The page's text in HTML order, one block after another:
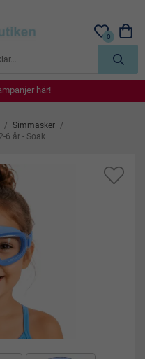
köp
0
här!
här!
här!
här!
/ Simmasker /
6 år - Soak